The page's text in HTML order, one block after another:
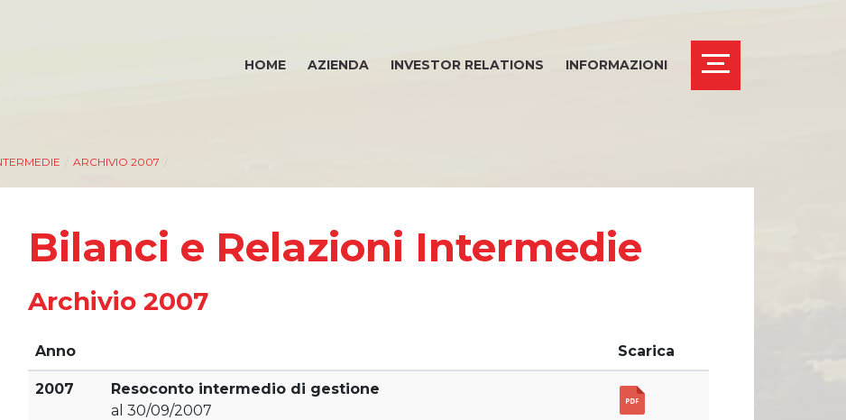
HOME AZIENDA INVESTOR RELATIONS INFORMAZIONI
ARCHIVIO 2007
Bilanci e Relazioni Intermedie
Archivio 2007
Anno Scarica
2007
Resoconto intermedio di gestione
al 30/09/2007